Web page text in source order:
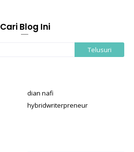
Cari Blog Ini
dian nafi
hybridwriterpreneur